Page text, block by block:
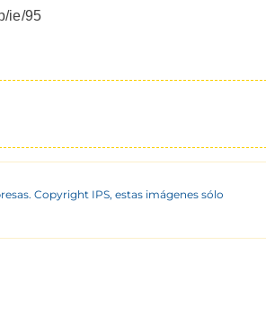
ie/95
Copyright IPS, estas imágenes sólo